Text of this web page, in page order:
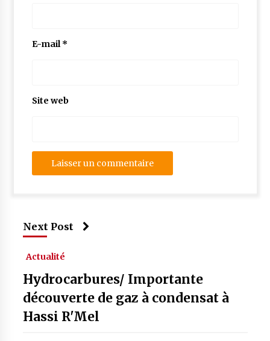
E-mail*
Site web
Next Post
Actualité
Hydrocarbures/ Importante
découverte de gaz à condensat à
Hassi R'Mel